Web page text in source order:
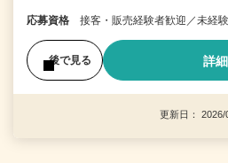
応募資格 接客・販売経験者歓迎／未経
後で見る 詳
更新日：